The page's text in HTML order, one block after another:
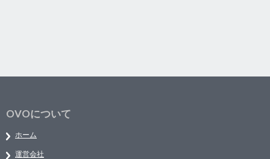
OVOについて
ホーム
運営会社